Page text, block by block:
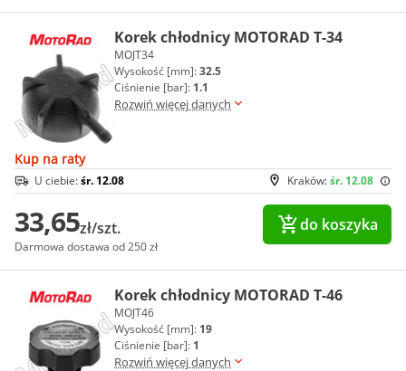
Korek chłodnicy MOTORAD T-34
MOJT34
Wysokość [mm]:32.5
Ciśnienie [bar]: 1.1
Rozwiń więcej danych
Kup na raty
Kraków:śr. 12.08
U ciebie:śr. 12.08
33,65zł/szt.
Darmowa dostawa od 250 zł
do koszyka
Korek chłodnicy MOTORAD T-46
MOJT46
Wysokość [mm]: 19
Ciśnienie [bar]: 1
Rozwiń więcej danych